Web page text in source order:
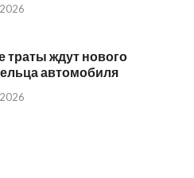
траты ждут нового
автомобиля